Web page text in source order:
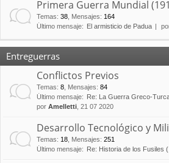
Primera Guerra Mundial
Temas: 38 Mensajes: 164
Último mensaje:
El armisticio de Padua
Entreguerras
Conflictos Previos
Temas: 8 Mensajes: 84
Último mensaje:
Re: La Guerra Greco-
por Amelletti , 21 07 2020
Desarrollo Tecnológico y
Temas: 18 Mensajes: 251
Último mensaje:
Re: Historia de los Fusiles